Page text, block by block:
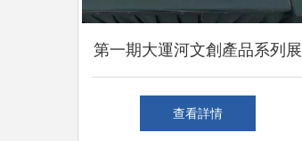
第一期大運河文創產品系列展
絲綢珍品述說千年運河故事
查看詳情